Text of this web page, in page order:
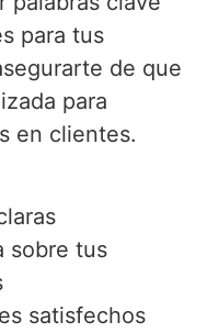
para tus
de que
para
en clientes.
sobre tus
satisfechos